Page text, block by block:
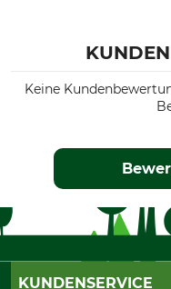
Keine
KUNDENSERVICE